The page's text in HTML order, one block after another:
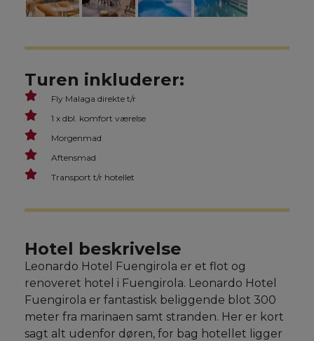
Turen inkluderer:
Fly Malaga direkte t/r
1 x dbl. komfort værelse
Morgenmad
Aftensmad
Transport t/r hotellet
Hotel beskrivelse
Leonardo Hotel Fuengirola er et flot og
renoveret hotel i Fuengirola. Leonardo Hotel
Fuengirola er fantastisk beliggende blot 300
meter fra marinaen samt stranden. Her er kort
sagt alt udenfor døren, for bag hotellet ligger